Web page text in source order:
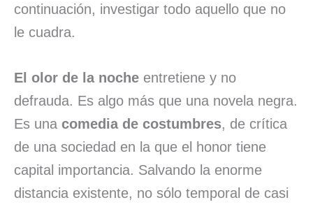
continuación, investigar todo aquello que no
le cuadra.
El olor de la noche entretiene y no
defrauda. Es algo más que una novela negra.
Es una comedia de costumbres, de crítica
de una sociedad en la que el honor tiene
capital importancia. Salvando la enorme
distancia existente, no sólo temporal de casi